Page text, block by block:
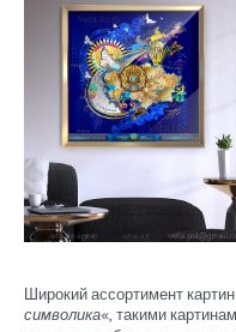
Широкий ассортимент
символика«, такими